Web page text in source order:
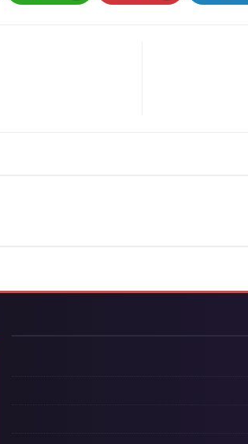
LinkedIn
Pinterest
Whatsapp